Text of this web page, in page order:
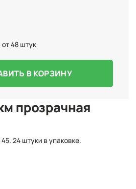
прозрачная
24 штуки в упаковке.
48 штук
В КОРЗИНУ